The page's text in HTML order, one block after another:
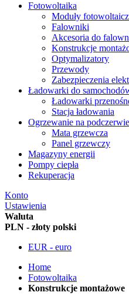
Fotowoltaika
Moduły
Falowniki
Akcesoria do
Konstrukcje
Optymalizatory
Przewody
Zabezpieczenia
Ładowarki do
Ładowarki
Stacja ładowania
Ogrzewanie na
Mata grzewcza
Panel grzewczy
Magazyny energii
Pompy ciepła
Rekuperacja
Konto
Ustawienia
Waluta
PLN - złoty polski
EUR - euro
Home
Fotowoltaika
Konstrukcje montażowe